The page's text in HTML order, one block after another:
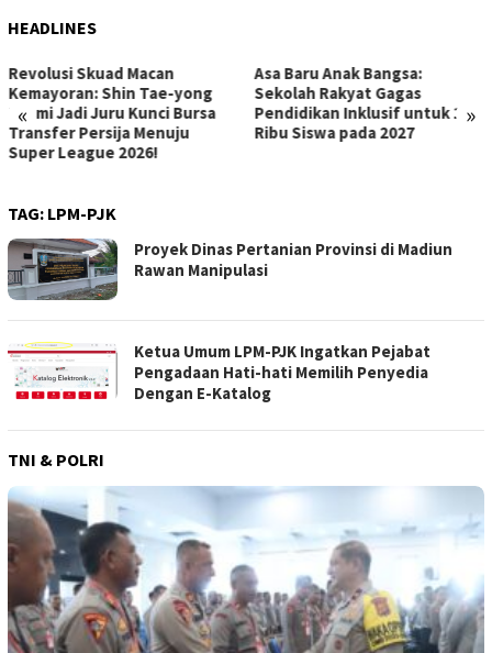
HEADLINES
« »
Asa Baru Anak Bangsa:
Sekolah Rakyat Gagas
Pendidikan Inklusif untuk 150
Ribu Siswa pada 2027
Skandal Kelam Mamuju: Gadis
Belia Jadi Korban Kekerasan
Seksual Berjamaah, Libatkan
Paman dan Pelaku di Bawah
TAG: LPM-PJK
Proyek Dinas Pertanian Provinsi di Madiun
Rawan Manipulasi
Ketua Umum LPM-PJK Ingatkan Pejabat
Pengadaan Hati-hati Memilih Penyedia
Dengan E-Katalog
TNI & POLRI